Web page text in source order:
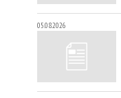
05.08.2026